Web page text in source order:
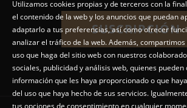
SUSCRIPCIÓN
Utilizamos cookies propias y de terceros con la
el contenido de la web y los anuncios que puedan
adaptarlo a tus preferencias, así como ofrecer
analizar el tráfico de la web. Además,
uso que haga del sitio web con nuestros
sociales, publicidad y análisis web, quienes
información que les haya proporcionado o que
del uso que haya hecho de sus servicios.
tus opciones de consentimiento en cualquier